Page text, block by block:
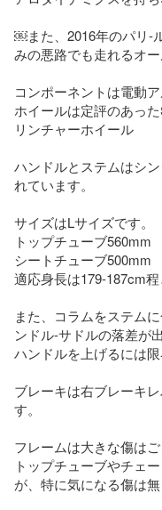
￼また、2016年のパリ-
みの悪路でも走れるオー
コンポーネントは電動
ホイールは定評のあっ
リンチャーホイール
ハンドルとステムはシ
れています。
サイズはLサイズです。
トップチューブ560mm
シートチューブ500mm
適応身長は179-187cm程
また、コラムをステム
ンドル-サドルの落差が
ハンドルを上げるには
ブレーキは右ブレーキ
す。
フレームは大きな傷はご
トップチューブやチェ
が、特に気になる傷は